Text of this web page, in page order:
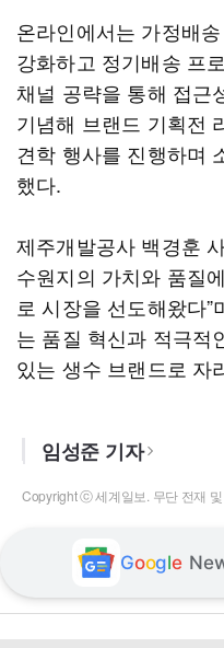
온라인에서는 가정배
강화하고 정기배송 프
채널 공략을 통해 접근
기념해 브랜드 기획전
견학 행사를 진행하며
했다.
제주개발공사 백경훈
수원지의 가치와 품질
로 시장을 선도해왔다
는 품질 혁신과 적극적
있는 생수 브랜드로 자
임성준 기자
Copyright ⓒ 세계일보. 무단 전재
Google